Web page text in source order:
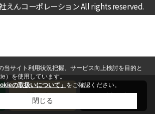
えんコーポレーション All rights reserved.
お問い合わせ 無料査定
当サイト利用状況把握、サービス向上検討を目的と
）を使用しています。
の取扱いについて」 をご確認ください。
閉じる